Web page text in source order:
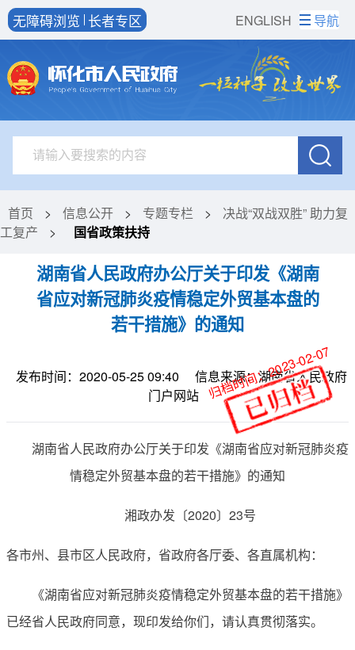
ENGLISH
无障碍浏览 长者专区 导航
首页 > 信息公开 > 专题专栏 >
决战“双战双胜” 助力复
工复产
> 国省政策扶持
湖南省人民政府办公厅关于印发《湖南
省应对新冠肺炎疫情稳定外贸基本盘的
若干措施》的通知
发布时间：2020-05-25 09:40
信息来源：湖南省人民政府
门户网站
湖南省人民政府办公厅关于印发《湖南省应对新冠肺炎疫
情稳定外贸基本盘的若干措施》的通知
湘政办发〔2020〕23号
各市州、县市区人民政府，省政府各厅委、各直属机构：
《湖南省应对新冠肺炎疫情稳定外贸基本盘的若干措施》
已经省人民政府同意，现印发给你们，请认真贯彻落实。
归档时间：2023-02-07